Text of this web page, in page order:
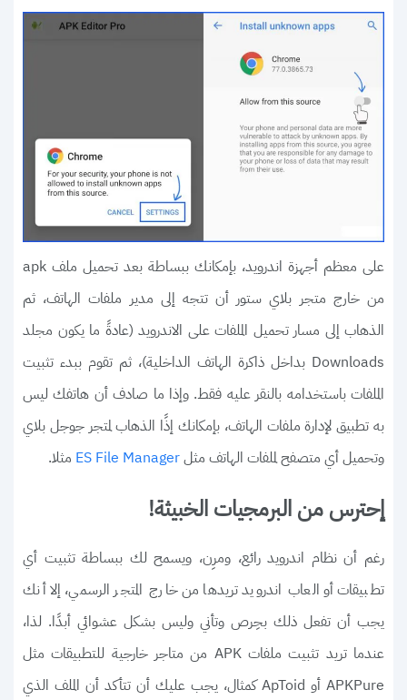
على معظم أجهزة اندرويد، بإمكانك ببساطة بعد تحميل ملف apk
من خارج متجر بلاي ستور أن تتجه إلى مدير ملفات الهاتف، ثم
الذهاب إلى مسار تحميل الملفات على الاندرويد (عادةً ما يكون مجلد
Downloads بداخل ذاكرة الهاتف الداخلية)، ثم تقوم ببدء تثبيت
الملفات باستخدامه بالنقر عليه فقط. وإذا ما صادف أن هاتفك ليس
به تطبيق لإدارة ملفات الهاتف، بإمكانك إذًا الذهاب لمتجر جوجل بلاي
وتحميل أي متصفح لملفات الهاتف مثلES File Manager مثلا.
إحترس من البرمجيات الخبيثة!
رغم أن نظام اندرويد رائع، ومرِن، ويسمح لك ببساطة تثبيت أي
تطبيقات أو العاب اندرويد تريدها من خارج المتجر الرسمي، إلا أنك
يجب أن تفعل ذلك بحِرص وتأني وليس بشكل عشوائي أبدًا. لذا،
عندما تريد تثبيت ملفات APK من متاجر خارجية للتطبيقات مثل
APKPure أو ApToid كمثال، يجب عليك أن تتأكد أن الملف الذي